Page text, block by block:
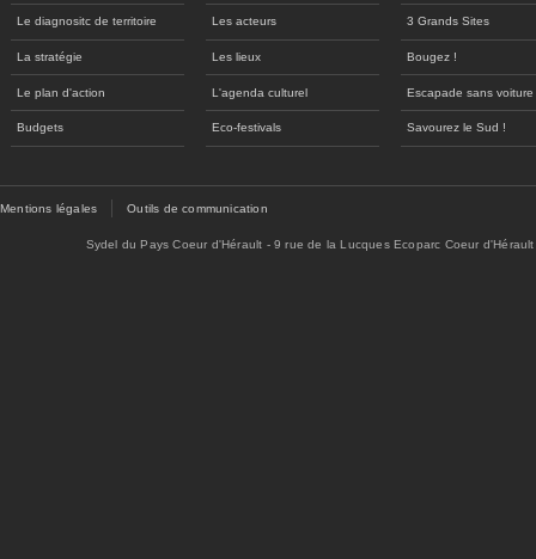
Le diagnositc de territoire
La stratégie
Le plan d'action
Budgets
Les acteurs
Les lieux
L'agenda culturel
Eco-festivals
3 Grands Sites
Bougez !
Escapade sans voiture
Savourez le Sud !
Mentions légales Outils de communication
Sydel du Pays Coeur d'Hérault - 9 rue de la Lucques Ecoparc Coeur